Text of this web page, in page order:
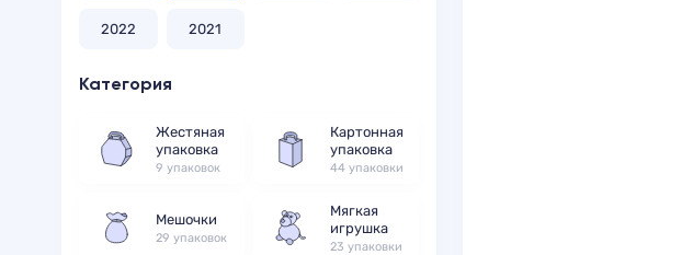
2022 2021
Категория
Жестяная
упаковка
9 упаковок
Картонная
упаковка
44 упаковки
Мешочки
29 упаковок
Мягкая
игрушка
23 упаковки